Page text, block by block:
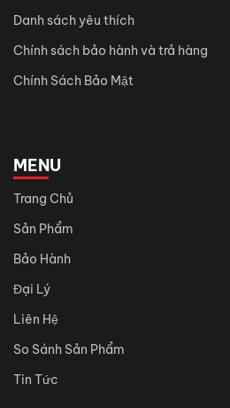
Danh sách yêu thích
Chính sách bảo hành và trả hàng
Chính Sách Bảo Mật
MENU
Trang Chủ
Sản Phẩm
Bảo Hành
Đại Lý
Liên Hệ
So Sánh Sản Phẩm
Tin Tức